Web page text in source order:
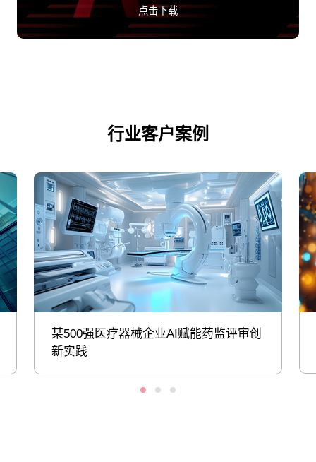
点击下载
行业客户案例
某500强医疗器械企业AI赋能药监评审创
新实践